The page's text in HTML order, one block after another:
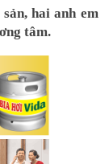
hai anh em
tâm.